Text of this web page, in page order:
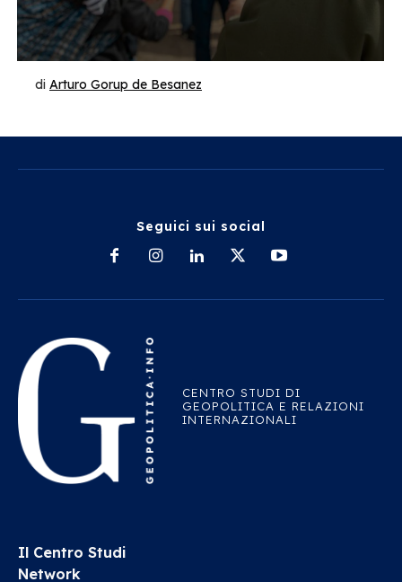
di Arturo Gorup de Besanez
Seguici sui social
CENTRO STUDI DI
GEOPOLITICA E RELAZIONI
INTERNAZIONALI
Il Centro Studi
Network